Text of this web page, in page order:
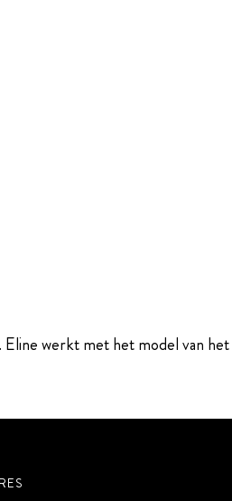
Eline werkt met het model van het